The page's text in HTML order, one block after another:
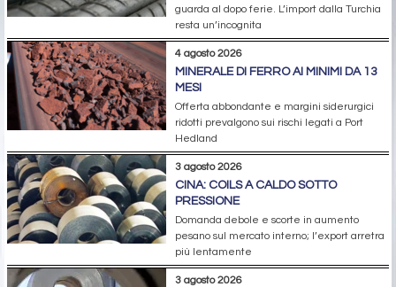
guarda al dopo ferie. L’import dalla Turchia
resta un’incognita
4 agosto 2026
MINERALE DI FERRO AI MINIMI DA 13
MESI
Offerta abbondante e margini siderurgici
ridotti prevalgono sui rischi legati a Port
Hedland
3 agosto 2026
CINA: COILS A CALDO SOTTO
PRESSIONE
Domanda debole e scorte in aumento
pesano sul mercato interno; l’export arretra
più lentamente
3 agosto 2026